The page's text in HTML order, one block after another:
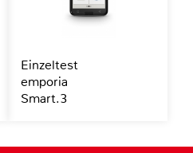
Einzeltest
emporia
Smart.3